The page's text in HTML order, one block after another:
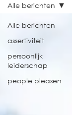
Alle berichten
assertiviteit
persoonlijk
leiderschap
people pleasen
Alle berichten